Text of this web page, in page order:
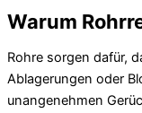
Warum
Rohre sorgen dafür,
Ablagerungen oder
unangenehmen